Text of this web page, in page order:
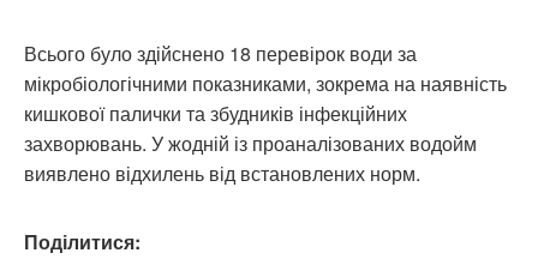
Всього було здійснено 18 перевірок води за
мікробіологічними показниками, зокрема на наявність
кишкової палички та збудників інфекційних
захворювань. У жодній із проаналізованих водойм
виявлено відхилень від встановлених норм.
Поділитися: